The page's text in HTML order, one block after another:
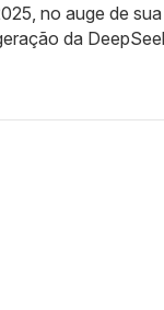
no auge de
da